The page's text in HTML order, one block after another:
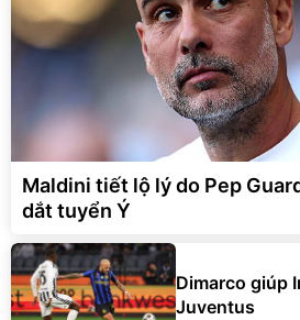
Maldini tiết lộ lý do Pep
dắt tuyển Ý
Dimarco giúp
Juventus